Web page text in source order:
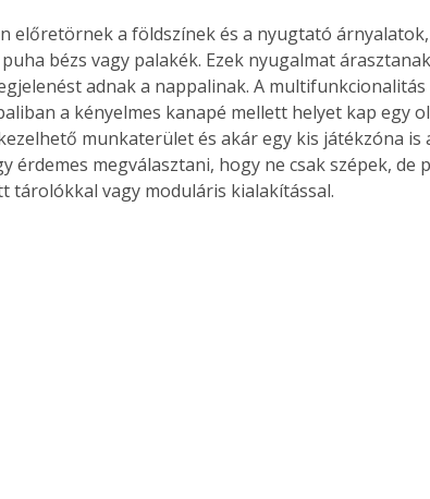
előretörnek a földszínek és a nyugtató
bézs vagy palakék. Ezek nyugalmat
adnak a nappalinak. A
a kényelmes kanapé mellett helyet kap egy
munkaterület és akár egy kis játékzóna is
érdemes megválasztani, hogy ne csak szépek, de
tárolókkal vagy moduláris kialakítással.